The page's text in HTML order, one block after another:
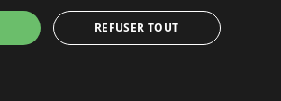
FRENCH
REFUSER TOUT